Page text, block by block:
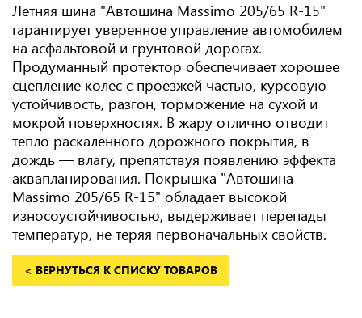
Летняя шина "Автошина Massimo 205/65 R-15"
гарантирует уверенное управление автомобилем
на асфальтовой и грунтовой дорогах.
Продуманный протектор обеспечивает хорошее
сцепление колес с проезжей частью, курсовую
устойчивость, разгон, торможение на сухой и
мокрой поверхностях. В жару отлично отводит
тепло раскаленного дорожного покрытия, в
дождь — влагу, препятствуя появлению эффекта
аквапланирования. Покрышка "Автошина
Massimo 205/65 R-15" обладает высокой
износоустойчивостью, выдерживает перепады
температур, не теряя первоначальных свойств.
< ВЕРНУТЬСЯ К СПИСКУ ТОВАРОВ